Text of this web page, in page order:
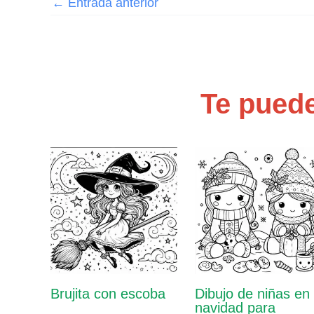
← Entrada anterior
Te
Brujita con escoba
Dibujo de niñas en
navidad para